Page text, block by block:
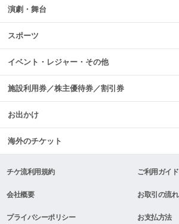
演劇・舞台
スポーツ
イベント・レジャー・その他
施設利用券／株主優待券／割引券
お出かけ
海外のチケット
チケ流利用規約 ご利用ガイド
会社概要 お取引の流れ
プライバシーポリシー お支払方法